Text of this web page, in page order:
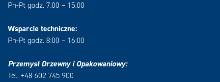
Pn-Pt godz. 7.00 – 15.00
Wsparcie techniczne:
Pn-Pt godz. 8:00 – 16:00
Przemysł Drzewny i Opakowaniowy:
Tel. +48 602 745 900